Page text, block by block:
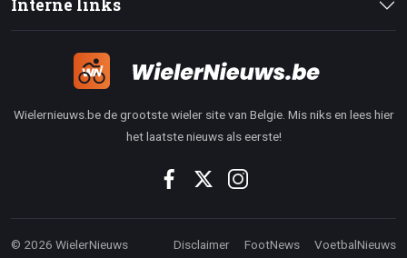
Interne links
Wielernieuws.be de grootste wieler site van Belgie. Mis niks en lees hier
het laatste nieuws als eerste!
© 2026 WielerNieuws Disclaimer FootNews VoetbalNieuws